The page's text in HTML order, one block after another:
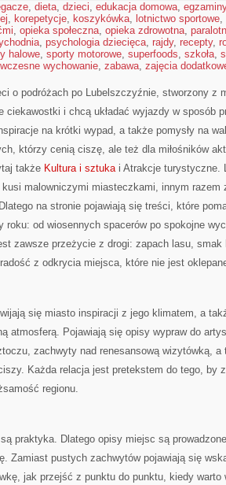
, dieta, dzieci, edukacja domowa, egzaminy
, korepetycje, koszykówka, lotnictwo sportowe,
, opieka społeczna, opieka zdrowotna,
, psychologia dziecięca, rajdy, recepty,
halowe, sporty motorowe, superfoods, szkoła,
wczesne wychowanie, zabawa, zajęcia
o podróżach po Lubelszczyźnie, stworzony z
ciekawostki i chcą układać wyjazdy w sposób
na krótki wypad, a także pomysły na
którzy cenią ciszę, ale też dla miłośników
także Kultura i sztukai Atrakcje turystyczne.
malowniczymi miasteczkami, innym razem
na stronie pojawiają się treści, które
roku: od wiosennych spacerów po spokojne
zawsze przeżycie z drogi: zapach lasu,
z odkrycia miejsca, które nie jest
się miasto inspiracji z jego klimatem, a
atmosferą. Pojawiają się opisy wypraw do
zachwyty nad renesansową wizytówką,
Każda relacja jest pretekstem do tego, by
regionu.
praktyka. Dlatego opisy miejsc są
Zamiast pustych zachwytów pojawiają się
jak przejść z punktu do punktu, kiedy warto